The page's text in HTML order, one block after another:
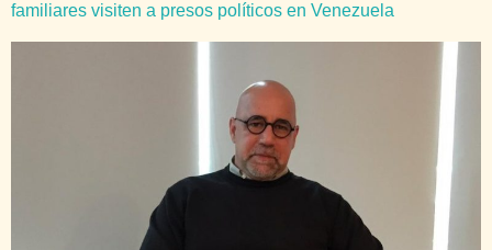
familiares visiten a presos políticos en Venezuela